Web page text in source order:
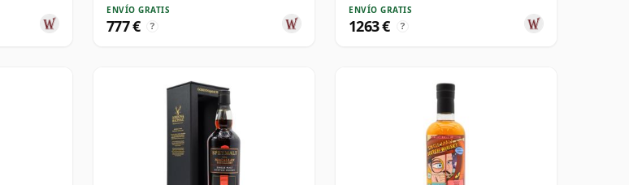
ENVÍO GRATIS
777 € ?
ENVÍO GRATIS
1263 € ?